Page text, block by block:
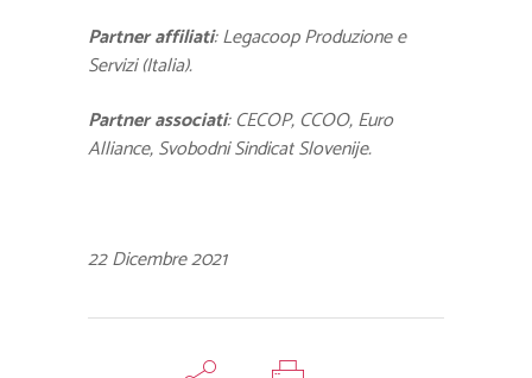
Partner affiliati:Legacoop Produzione e
Servizi (Italia).
Partner associati:CECOP,CCOO,Euro
Alliance,Svobodni Sindicat Slovenije.
22 Dicembre 2021